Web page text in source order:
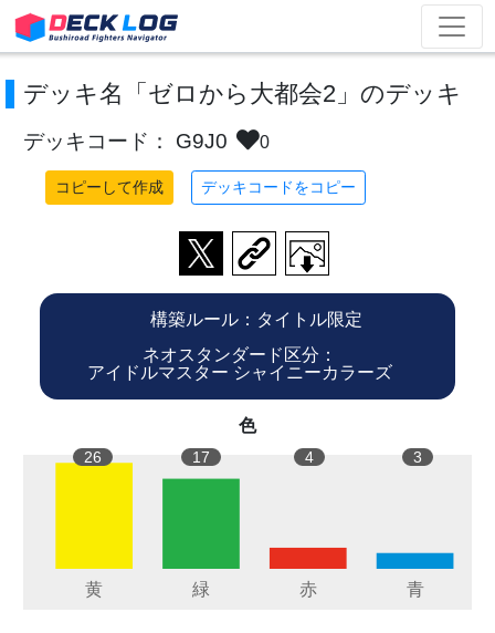
デッキ名「ゼロから大都会2」のデッキ
デッキコード： G9J0 0
コピーして作成 デッキコードをコピー
構築ルール：タイトル限定
ネオスタンダード区分：
アイドルマスター シャイニーカラーズ
色
26 17 4 3